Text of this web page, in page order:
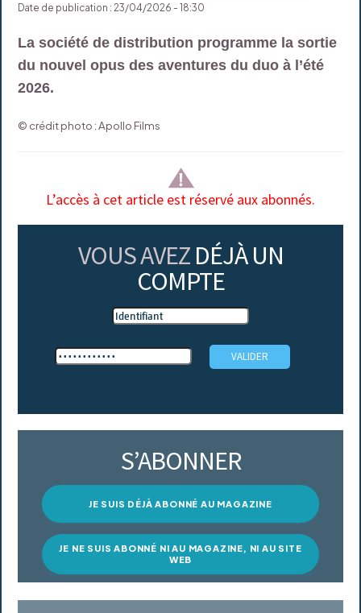
Date de publication : 23/04/2026 - 18:30
La société de distribution programme la sortie
du nouvel opus des aventures du duo à l’été
2026.
© crédit photo : Apollo Films
L’accès à cet article est réservé aux abonnés.
VOUS AVEZ DÉJÀ UN
COMPTE
S’ABONNER
JE SUIS DÉJÀ ABONNÉ AU MAGAZINE
JE NE SUIS ABONNÉ NI AU MAGAZINE, NI AU SITE
WEB